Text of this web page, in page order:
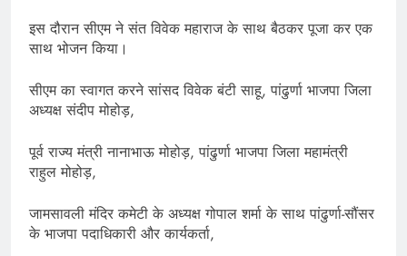
इस दौरान सीएम ने संत विवेक महाराज के साथ बैठकर पूजा कर एक
साथ भोजन किया।
सीएम का स्वागत करने सांसद विवेक बंटी साहू, पांढुर्णा भाजपा जिला
अध्यक्ष संदीप मोहोड़,
पूर्व राज्य मंत्री नानाभाऊ मोहोड़, पांढुर्णा भाजपा जिला महामंत्री
राहुल मोहोड़,
जामसावली मंदिर कमेटी के अध्यक्ष गोपाल शर्मा के साथ पांढुर्णा-सौंसर
के भाजपा पदाधिकारी और कार्यकर्ता,